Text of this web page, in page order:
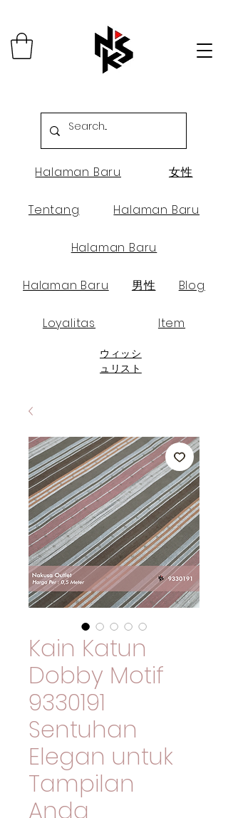
Halaman Baru 女性
Tentang Halaman Baru
Halaman Baru
Halaman Baru 男性 Blog
Loyalitas Item
ウィッシ
ュリスト
Kain Katun
Dobby Motif
9330191
Sentuhan
Elegan untuk
Tampilan
Anda